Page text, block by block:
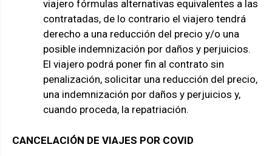
viajero fórmulas alternativas equivalentes a las
contratadas, de lo contrario el viajero tendrá
derecho a una reducción del precio y/o una
posible indemnización por daños y perjuicios.
El viajero podrá poner fin al contrato sin
penalización, solicitar una reducción del precio,
una indemnización por daños y perjuicios y,
cuando proceda, la repatriación.
CANCELACIÓN DE VIAJES POR COVID